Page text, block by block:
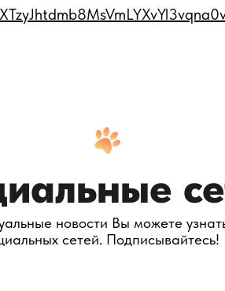
новости Вы можете
сетей. Подписывайтесь!